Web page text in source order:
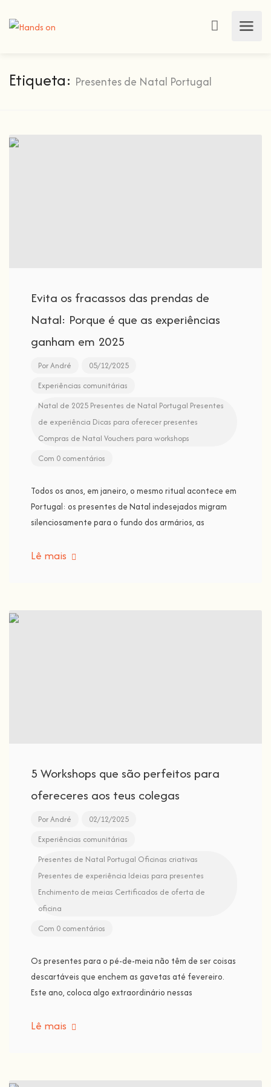
Etiqueta: Presentes de Natal Portugal
Evita os fracassos das prendas de
Natal: Porque é que as experiências
ganham em 2025
PorAndré
05/12/2025
Experiências comunitárias
Natal de 2025 Presentes de Natal Portugal Presentes
de experiência Dicas para oferecer presentes
Compras de Natal Vouchers para workshops
Com 0 comentários
Todos os anos, em janeiro, o mesmo ritual acontece em
Portugal: os presentes de Natal indesejados migram
silenciosamente para o fundo dos armários, as
Lê mais
5 Workshops que são perfeitos para
ofereceres aos teus colegas
PorAndré
02/12/2025
Experiências comunitárias
Presentes de Natal Portugal Oficinas criativas
Presentes de experiência Ideias para presentes
Enchimento de meias Certificados de oferta de
oficina
Com 0 comentários
Os presentes para o pé-de-meia não têm de ser coisas
descartáveis que enchem as gavetas até fevereiro.
Este ano, coloca algo extraordinário nessas
Lê mais